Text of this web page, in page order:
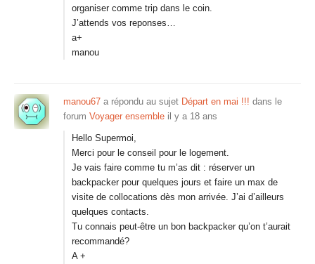
organiser comme trip dans le coin.
J’attends vos reponses…
a+
manou
manou67 a répondu au sujet Départ en mai !!! dans le
forum Voyager ensemble il y a 18 ans
Hello Supermoi,
Merci pour le conseil pour le logement.
Je vais faire comme tu m’as dit : réserver un
backpacker pour quelques jours et faire un max de
visite de collocations dès mon arrivée. J’ai d’ailleurs
quelques contacts.
Tu connais peut-être un bon backpacker qu’on t’aurait
recommandé?
A +